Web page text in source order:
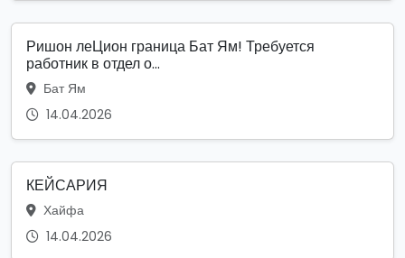
Ришон леЦион граница Бат Ям! Требуется
работник в отдел о...
Бат Ям
14.04.2026
КЕЙСАРИЯ
Хайфа
14.04.2026